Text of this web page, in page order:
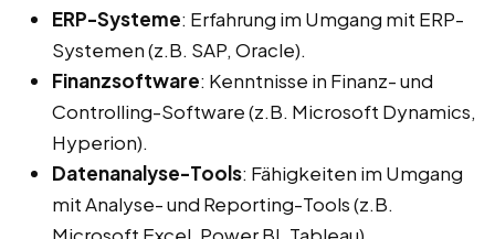
ERP-Systeme: Erfahrung im Umgang mit ERP-
Systemen (z.B. SAP, Oracle).
Finanzsoftware: Kenntnisse in Finanz- und
Controlling-Software (z.B. Microsoft Dynamics,
Hyperion).
Datenanalyse-Tools: Fähigkeiten im Umgang
mit Analyse- und Reporting-Tools (z.B.